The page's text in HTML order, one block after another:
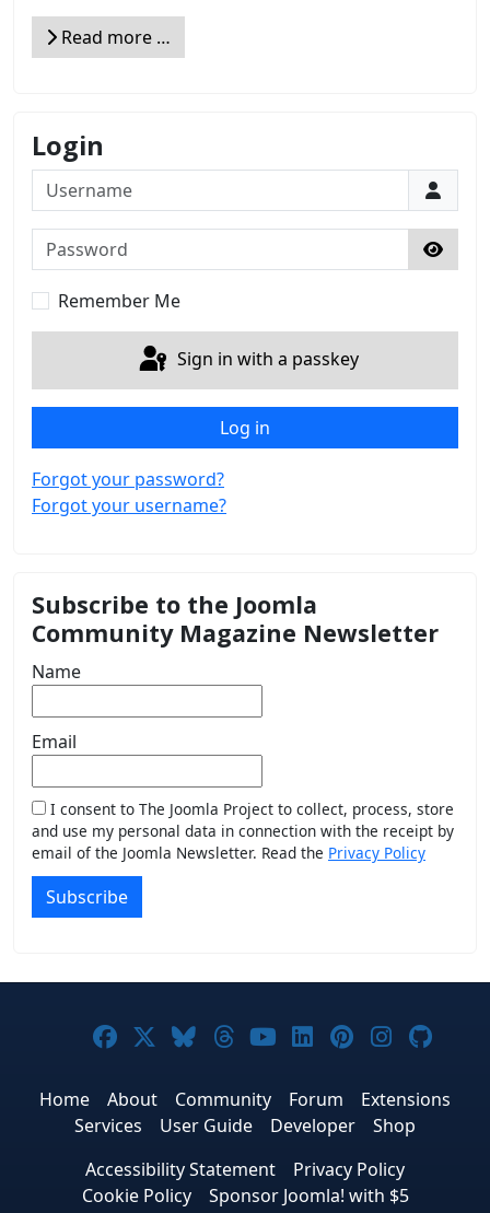
Read more …
Login
Username
Password
Show
Remember Me
Sign in with a passkey
Log in
Forgot your password?
Forgot your username?
Subscribe to the Joomla
Community Magazine Newsletter
Name
Email
I consent to The Joomla Project to collect, process, store
and use my personal data in connection with the receipt by
email of the Joomla Newsletter. Read the Privacy Policy
Subscribe
Joomla! on Facebook
Joomla! on X
Joomla! on Bluesky
Joomla! on Threads
Joomla! on
Joomla! on
Joomla! on
Joomla!
Home About Community Forum
Extensions
Services
User Guide Developer
Shop
Accessibility Statement
Privacy Policy
Cookie Policy
Sponsor Joomla! with $5